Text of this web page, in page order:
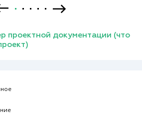
проектной документации (что